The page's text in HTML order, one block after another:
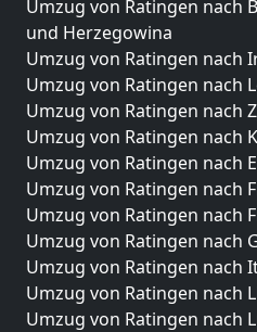
Umzug von Ratingen nach
und Herzegowina
Umzug von Ratingen nach
Umzug von Ratingen nach
Umzug von Ratingen nach
Umzug von Ratingen nach
Umzug von Ratingen nach
Umzug von Ratingen nach
Umzug von Ratingen nach
Umzug von Ratingen nach
Umzug von Ratingen nach
Umzug von Ratingen nach
Umzug von Ratingen nach